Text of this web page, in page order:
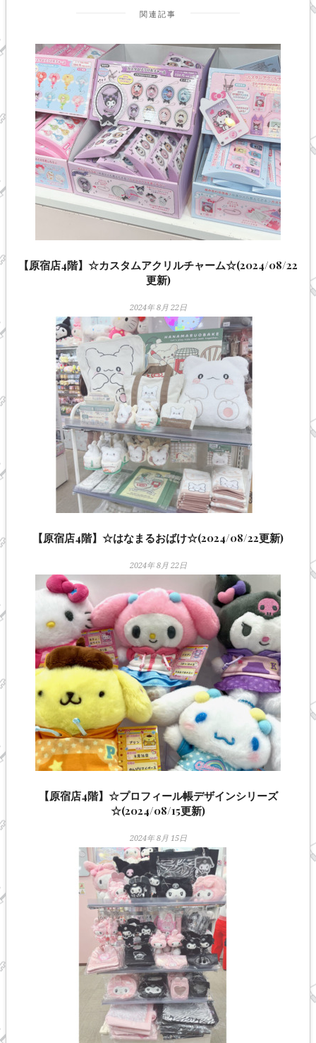
関連記事
【原宿店4階】☆カスタムアクリルチャーム☆(2024/08/22
更新)
2024年 8月 22日
【原宿店4階】☆はなまるおばけ☆(2024/08/22更新)
2024年 8月 22日
【原宿店4階】☆プロフィール帳デザインシリーズ
☆(2024/08/15更新)
2024年 8月 15日